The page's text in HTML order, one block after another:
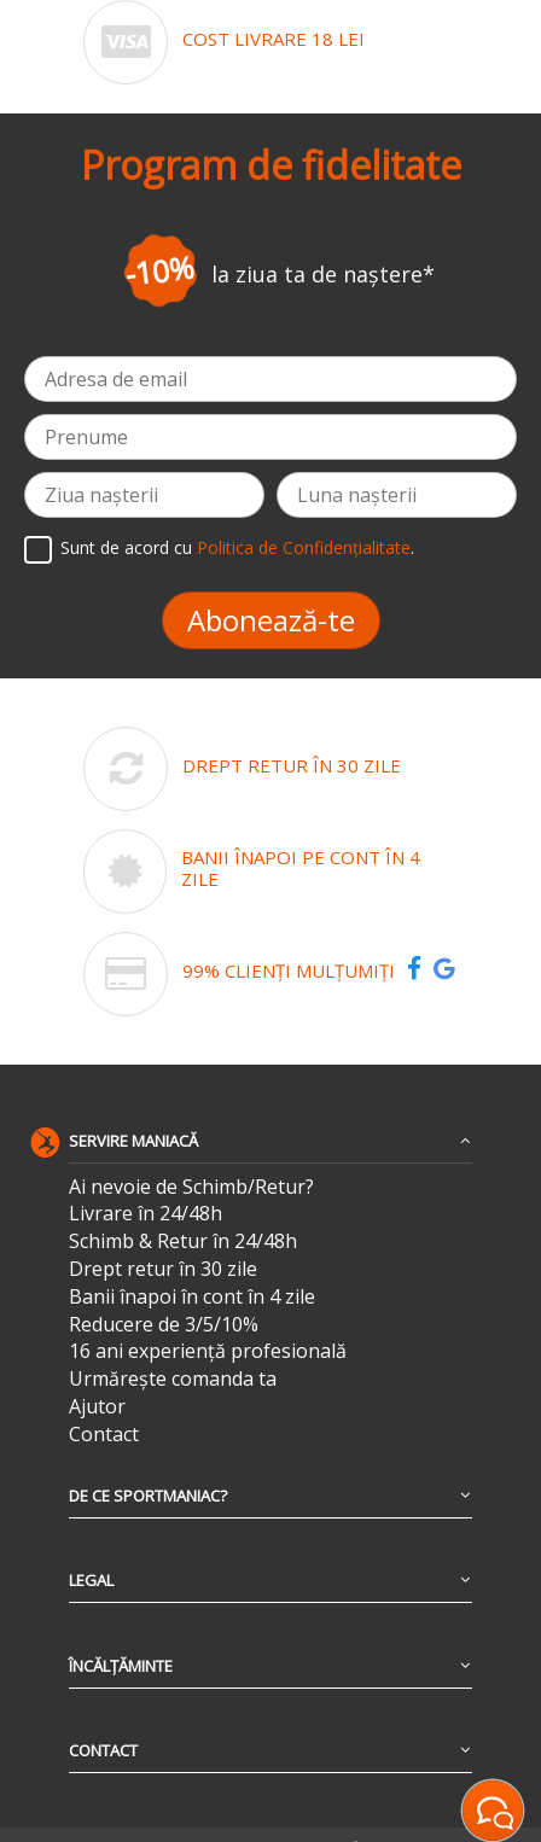
COST LIVRARE 18 LEI
Program de fidelitate
la ziua ta de naștere*
Sunt de acord cu Politica de Confidențialitate.
Abonează-te
DREPT RETUR ÎN 30 ZILE
BANII ÎNAPOI PE CONT ÎN 4
ZILE
99% CLIENȚI MULȚUMIȚI
SERVIRE MANIACĂ
Ai nevoie de Schimb/Retur?
Livrare în 24/48h
Schimb & Retur în 24/48h
Drept retur în 30 zile
Banii înapoi în cont în 4 zile
Reducere de 3/5/10%
16 ani experiență profesională
Urmărește comanda ta
Ajutor
Contact
DE CE SPORTMANIAC?
LEGAL
ÎNCĂLȚĂMINTE
CONTACT